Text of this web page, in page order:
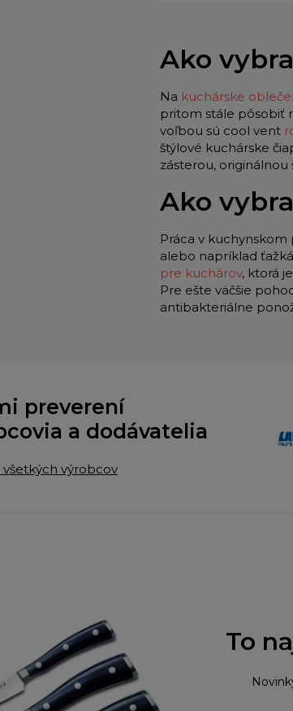
Ako
Na kuchárske
pritom stále pôsobiť
voľbou sú cool vent
štýlové kuchárske
zásterou,
Ako
Práca v kuchynskom
alebo napríklad
pre kuchárov, ktorá
Pre ešte väčšie
antibakteriálne
preverení
a dodávatelia
všetkých výrobcov
To